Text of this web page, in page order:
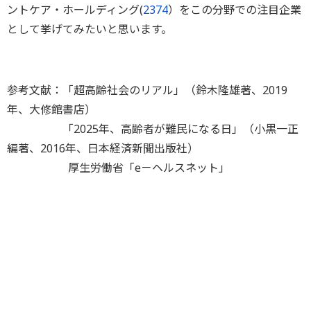
ントケア・ホールディング(2374）をこの分野での注目企業
として挙げてみたいと思います。
参考文献：「超高齢社会のリアル」（鈴木隆雄著、2019
年、大修館書店）
「2025年、高齢者が難民になる日」（小黒一正
編著、2016年、日本経済新聞出版社）
厚生労働省「e－ヘルスネット」